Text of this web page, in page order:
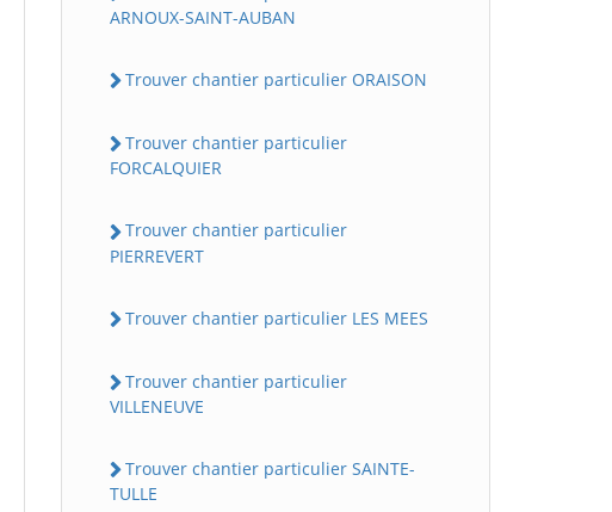
ARNOUX-SAINT-AUBAN
Trouver chantier particulier ORAISON
Trouver chantier particulier
FORCALQUIER
Trouver chantier particulier
PIERREVERT
Trouver chantier particulier LES MEES
Trouver chantier particulier
VILLENEUVE
Trouver chantier particulier SAINTE-
TULLE